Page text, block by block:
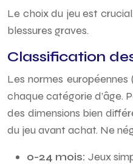
Le choix du jeu est
blessures graves.
Classification
Les normes
chaque catégorie d’âge.
des dimensions bien
du jeu avant achat. Ne
0-24 mois: Jeux